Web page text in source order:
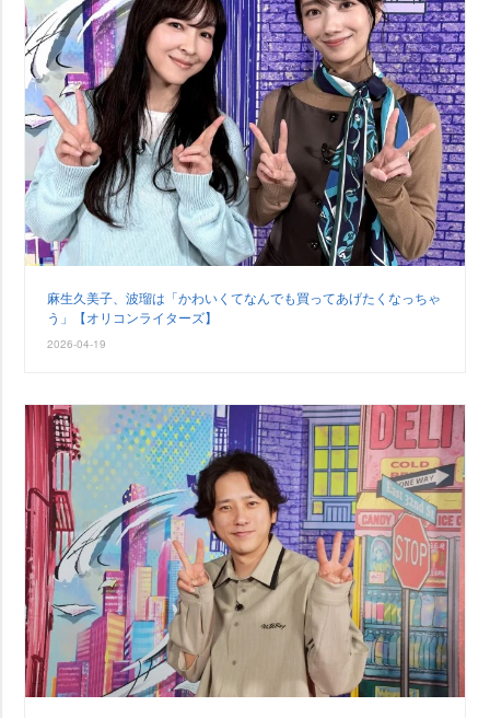
麻生久美子、波瑠は「かわいくてなんでも買ってあげたくなっちゃ
う」【オリコンライターズ】
2026-04-19